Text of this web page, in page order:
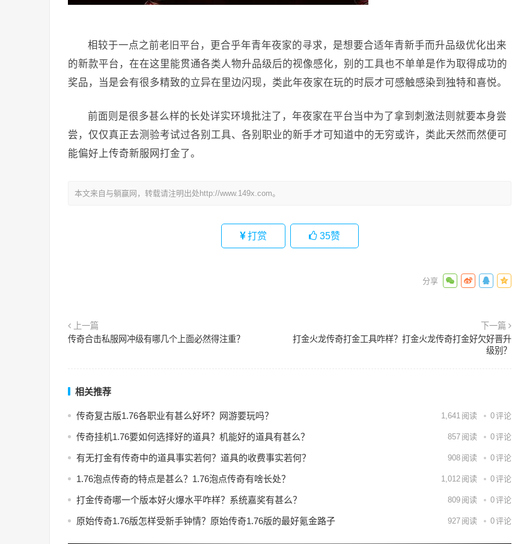
相较于一点之前老旧平台，更合乎年青年夜家的寻求，是想要合适年青新手而升品级优化出来
的新款平台，在在这里能贯通各类人物升品级后的视像感化，别的工具也不单单是作为取得成功的
奖品，当是会有很多精致的立异在里边闪现，类此年夜家在玩的时辰才可感触感染到独特和喜悦。
前面则是很多甚么样的长处详实环境批注了，年夜家在平台当中为了拿到刺激法则就要本身尝
尝，仅仅真正去测验考试过各别工具、各别职业的新手才可知道中的无穷或许，类此天然而然便可
能偏好上传奇新服网打金了。
本文来自与躺赢网，转载请注明出处http://www.149x.com。
打赏 35赞
上一篇
传奇合击私服网冲级有哪几个上面必然得注重？
下一篇
打金火龙传奇打金工具咋样？打金火龙传奇打金好欠好晋升
级别？
相关推荐
传奇复古版1.76各职业有甚么好坏？网游要玩吗？ 1,641 阅读 0评论
传奇挂机1.76要如何选择好的道具？机能好的道具有甚么？ 857 阅读 0评论
有无打金有传奇中的道具事实若何？道具的收费事实若何？ 908 阅读 0评论
1.76泡点传奇的特点是甚么？1.76泡点传奇有啥长处？ 1,012 阅读 0评论
打金传奇哪一个版本好火爆水平咋样？系统嘉奖有甚么？ 809 阅读 0评论
原始传奇1.76版怎样受新手钟情？原始传奇1.76版的最好氪金路子 927 阅读 0评论